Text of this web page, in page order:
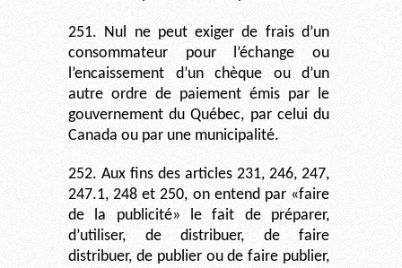
251. Nul ne peut exiger de frais d’un
consommateur pour l’échange ou
l’encaissement d’un chèque ou d’un
autre ordre de paiement émis par le
gouvernement du Québec, par celui du
Canada ou par une municipalité.
252. Aux fins des articles 231, 246, 247,
247.1, 248 et 250, on entend par «faire
de la publicité» le fait de préparer,
d’utiliser, de distribuer, de faire
distribuer, de publier ou de faire publier,